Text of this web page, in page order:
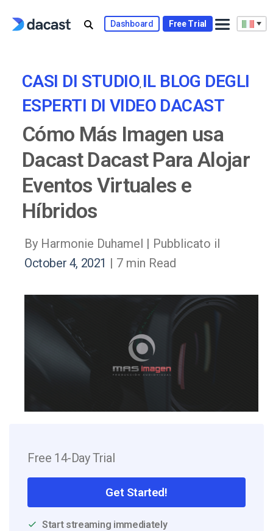
Dashboard Free Trial
CASI DI STUDIO IL BLOG DEGLI
ESPERTI DI VIDEO DACAST
Cómo Más Imagen usa
Dacast Dacast Para Alojar
Eventos Virtuales e
Híbridos
By Harmonie Duhamel | Pubblicato il
October 4, 2021 | 7 min Read
Free 14-Day Trial
Get Started!
Start streaming immediately